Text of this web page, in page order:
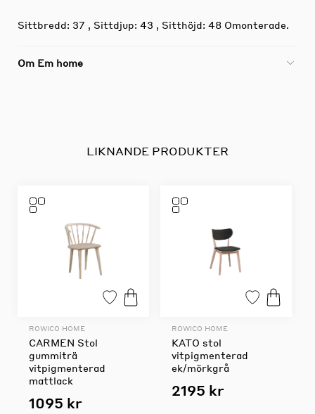
Sittbredd: 37 , Sittdjup: 43 , Sitthöjd: 48 Omonterade.
Om Em home
LIKNANDE PRODUKTER
ROWICO HOME
CARMEN Stol
gummiträ
vitpigmenterad
mattlack
1095 kr
ROWICO HOME
KATO stol
vitpigmenterad
ek/mörkgrå
2195 kr